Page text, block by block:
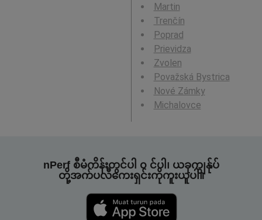
Martin
Trenčín
Poprad
Prievidza
Zvolen
Považská Bystrica
Nové Zámky
Michalovce
nPerf စီမံကိန်းတွင်ပါ ၀ င်ပါ၊ ယခုကျွန်ုပ်
တို့အက်ပလီကေးရှင်းကိုကူးယူပါ။